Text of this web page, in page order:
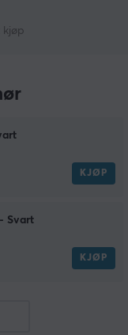
kjøp
KJØP
Svart
KJØP